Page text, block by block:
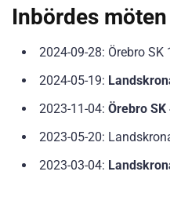
Inbördes möten
2024-09-28: Örebro
2024-05-19:
2023-11-04: Örebro SK
2023-05-20:
2023-03-04: